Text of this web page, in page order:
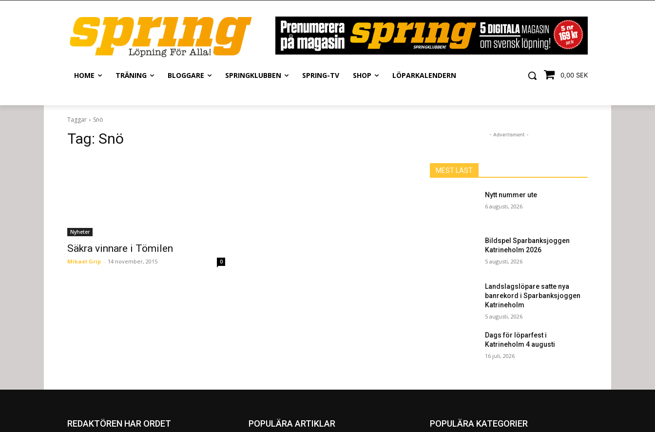
0,00 SEK
HOME TRÄNING BLOGGARE SPRINGKLUBBEN SPRING-TV SHOP LÖPARKALENDERN
Taggar Snö
Tag: Snö
Nyheter
Säkra vinnare i Tömilen
Mikael Grip - 14 november, 2015 0
- Advertisment -
MEST LÄST
Nytt nummer ute
6 augusti, 2026
Bildspel Sparbanksjoggen
Katrineholm 2026
5 augusti, 2026
Landslagslöpare satte nya
banrekord i Sparbanksjoggen
Katrineholm
5 augusti, 2026
Dags för löparfest i
Katrineholm 4 augusti
16 juli, 2026
REDAKTÖREN HAR ORDET POPULÄRA ARTIKLAR POPULÄRA KATEGORIER